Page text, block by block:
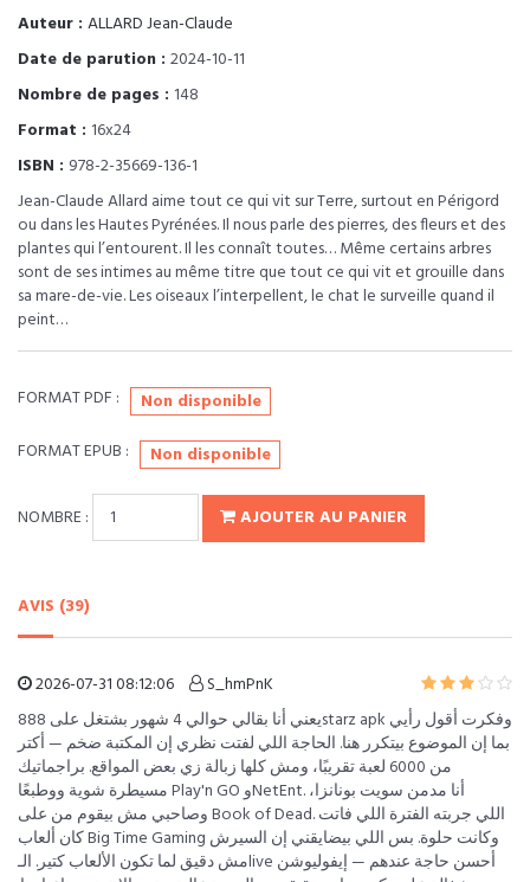
Auteur : ALLARD Jean-Claude
Date de parution : 2024-10-11
Nombre de pages : 148
Format : 16x24
ISBN : 978-2-35669-136-1
Jean-Claude Allard aime tout ce qui vit sur Terre, surtout en Périgord
ou dans les Hautes Pyrénées. Il nous parle des pierres, des fleurs et des
plantes qui l’entourent. Il les connaît toutes… Même certains arbres
sont de ses intimes au même titre que tout ce qui vit et grouille dans
sa mare-de-vie. Les oiseaux l’interpellent, le chat le surveille quand il
peint…
FORMAT PDF :
Non disponible
FORMAT EPUB :
Non disponible
NOMBRE : AJOUTER AU PANIER
AVIS (39)
2026-07-31 08:12:06
S_hmPnK
يعني أنا بقالي حوالي 4 شهور بشتغل على 888starz apk وفكرت أقول رأيي
بما إن الموضوع بيتكرر هنا. الحاجة اللي لفتت نظري إن المكتبة ضخم — أكتر
من 6000 لعبة تقريبًا، ومش كلها زبالة زي بعض المواقع. براجماتيك
مسيطرة شوية ووطبعًا Play'n GO وNetEnt. أنا مدمن سويت بونانزا،
وصاحبي مش بيقوم من على Book of Dead. اللي جربته الفترة اللي فاتت
كان ألعاب Big Time Gaming وكانت حلوة. بس اللي بيضايقني إن السيرش
مش دقيق لما تكون الألعاب كتير. الـlive أحسن حاجة عندهم — إيفوليوشن